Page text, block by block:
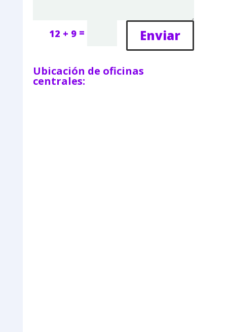
12 + 9 = Enviar
Ubicación de oficinas
centrales: